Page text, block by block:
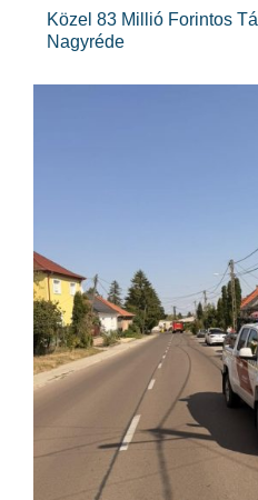
Közel 83 Millió Forintos
Nagyréde